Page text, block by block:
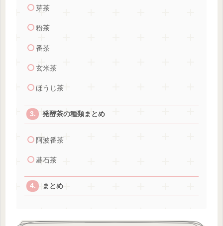
芽茶
粉茶
番茶
玄米茶
ほうじ茶
発酵茶の種類まとめ
阿波番茶
碁石茶
まとめ